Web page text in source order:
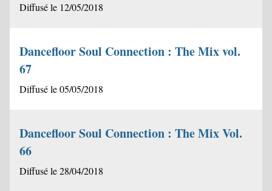
Diffusé le 12/05/2018
Dancefloor Soul Connection : The Mix vol.
67
Diffusé le 05/05/2018
Dancefloor Soul Connection : The Mix Vol.
66
Diffusé le 28/04/2018